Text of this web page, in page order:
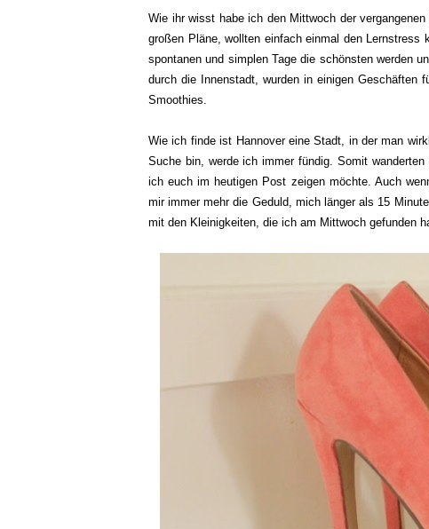
Wie ihr wisst habe ich den Mittwoch der
großen Pläne, wollten einfach einmal den
spontanen und simplen Tage die schönsten werden
durch die Innenstadt, wurden in einigen Geschäften
Smoothies.
Wie ich finde ist Hannover eine Stadt, in der man
Suche bin, werde ich immer fündig. Somit
ich euch im heutigen Post zeigen möchte. Auch
mir immer mehr die Geduld, mich länger als 15
mit den Kleinigkeiten, die ich am Mittwoch gefunden